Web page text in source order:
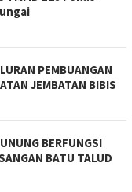
PEMBUANGAN
JEMBATAN BIBIS
BERFUNGSI
BATU TALUD